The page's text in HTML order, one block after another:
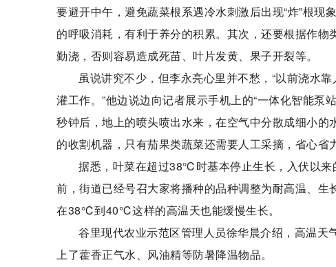
要避开中午，避免蔬菜根系遇冷水刺激后出现“炸”根
的呼吸消耗，有利于养分的积累。其次，还要根据作物
勤浇，否则容易造成死苗、叶片发黄、果子开裂等。
虽说讲究不少，但李永亮心里并不愁，“以前浇水
灌工作。”他边说边向记者展示手机上的“一体化智能泵
秒钟后，地上的喷头喷出水来，在空气中分散成细小
的收割机器，只有茄果类蔬菜还需要人工采摘，省心省
据悉，叶菜在超过38℃时基本停止生长，入伏以
前，街道已经号召大家将播种的品种调整为耐高温、
在38℃到40℃这样的高温天也能缓慢生长。
谷里现代农业示范区管理人员徐华晨介绍，高温
上了藿香正气水、风油精等防暑降温物品。